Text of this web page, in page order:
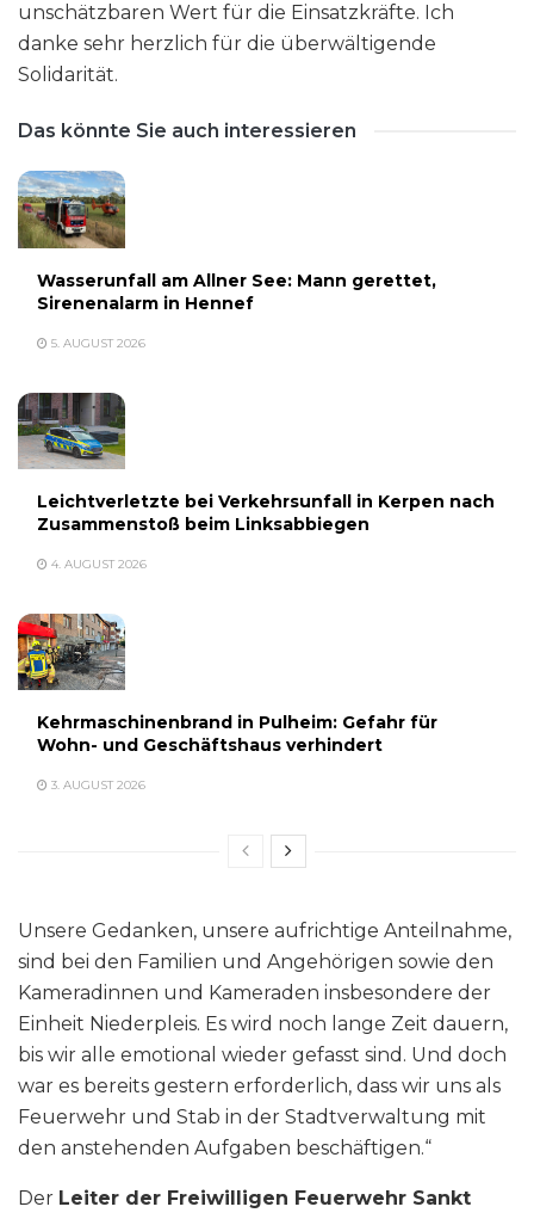
unschätzbaren Wert für die Einsatzkräfte. Ich
danke sehr herzlich für die überwältigende
Solidarität.
Das könnte Sie auch interessieren
Wasserunfall am Allner See: Mann gerettet,
Sirenenalarm in Hennef
5. AUGUST 2026
Leichtverletzte bei Verkehrsunfall in Kerpen nach
Zusammenstoß beim Linksabbiegen
4. AUGUST 2026
Kehrmaschinenbrand in Pulheim: Gefahr für
Wohn- und Geschäftshaus verhindert
3. AUGUST 2026
Unsere Gedanken, unsere aufrichtige Anteilnahme,
sind bei den Familien und Angehörigen sowie den
Kameradinnen und Kameraden insbesondere der
Einheit Niederpleis. Es wird noch lange Zeit dauern,
bis wir alle emotional wieder gefasst sind. Und doch
war es bereits gestern erforderlich, dass wir uns als
Feuerwehr und Stab in der Stadtverwaltung mit
den anstehenden Aufgaben beschäftigen.“
Der Leiter der Freiwilligen Feuerwehr Sankt